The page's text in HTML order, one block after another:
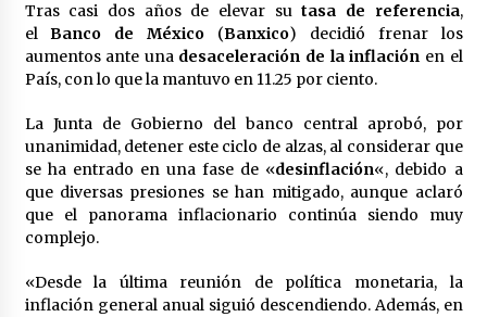
3 semanas atrás
Detienen a funcionario por presunto homicidio
del periodista Josué Martínez
3 semanas atrás
CNTE anuncia paso gratuito en peajes de CDMX
y acciones en 20 estados
2 meses atrás
las Mujeres, anuncia Sheinbaum
2 meses atrás
Tras casi dos años de elevar sutasa de referencia,
elBanco de México (Banxico) decidió frenar los
aumentos ante una desaceleración de la inflación en el
País, con lo que la mantuvo en 11.25 por ciento.
La Junta de Gobierno del banco central aprobó, por
unanimidad, detener este ciclo de alzas, al considerar que
se ha entrado en una fase de «desinflación«, debido a
que diversas presiones se han mitigado, aunque aclaró
que el panorama inflacionario continúa siendo muy
complejo.
«Desde la última reunión de política monetaria, la
inflación general anual siguió descendiendo. Además, en